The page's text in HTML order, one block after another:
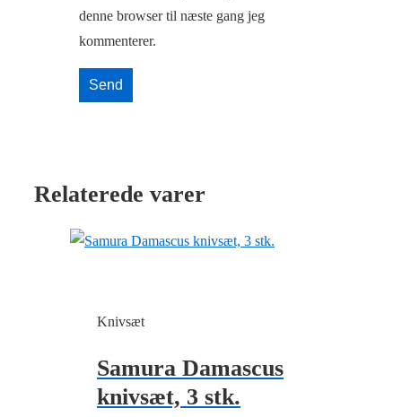
denne browser til næste gang jeg
kommenterer.
Relaterede varer
Knivsæt
Samura Damascus
knivsæt, 3 stk.